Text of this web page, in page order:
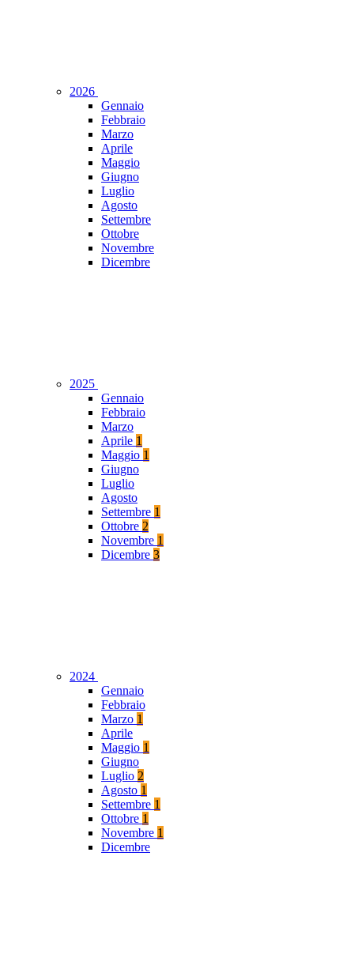
2026
Gennaio
Febbraio
Marzo
Aprile
Maggio
Giugno
Luglio
Agosto
Settembre
Ottobre
Novembre
Dicembre
2025
Gennaio
Febbraio
Marzo
Aprile 1
Maggio 1
Giugno
Luglio
Agosto
Settembre 1
Ottobre 2
Novembre 1
Dicembre 3
2024
Gennaio
Febbraio
Marzo 1
Aprile
Maggio 1
Giugno
Luglio 2
Agosto 1
Settembre 1
Ottobre 1
Novembre 1
Dicembre